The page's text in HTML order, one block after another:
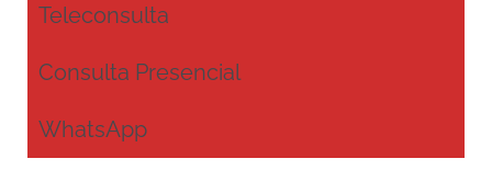
Teleconsulta
Consulta Presencial
WhatsApp